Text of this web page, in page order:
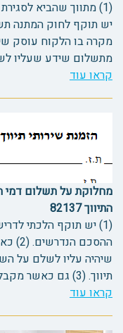
יש תוקף לחוק המתנה
מקרה בו הלקוח עוסק
מתשלום שידע שעליו לשלם. (3)
קראו עוד
מחלוקת על תשלום דמי
התיווך 82137
(1) יש תוקף הלכתי
שיהיה עליו לשלם על
תיווך. (3) גם כאשר מקבל השירות פטור...
קראו עוד